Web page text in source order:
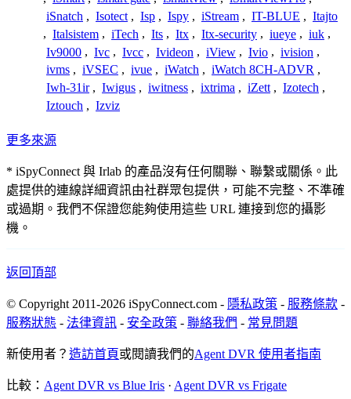
iSnatch , Isotect , Isp , Ispy , iStream , IT-BLUE , Itajto
, Italsistem , iTech , Its , Itx , Itx-security , iueye , iuk ,
Iv9000 , Ivc , Ivcc , Ivideon , iView , Ivio , ivision ,
ivms , iVSEC , ivue , iWatch , iWatch 8CH-ADVR ,
Iwh-31ir , Iwigus , iwitness , ixtrima , iZett , Izotech ,
Iztouch , Izviz
更多來源
* iSpyConnect 與 Irlab 的產品沒有任何關聯、聯繫或關係。此
處提供的連線詳細資訊由社群眾包提供，可能不完整、不準確
或過期。我們不保證您能夠使用這些 URL 連接到您的攝影
機。
返回頂部
© Copyright 2011-2026 iSpyConnect.com - 隱私政策 - 服務條款 -
服務狀態 - 法律資訊 - 安全政策 - 聯絡我們 - 常見問題
新使用者？ 造訪首頁或閱讀我們的Agent DVR 使用者指南
比較： Agent DVR vs Blue Iris · Agent DVR vs Frigate